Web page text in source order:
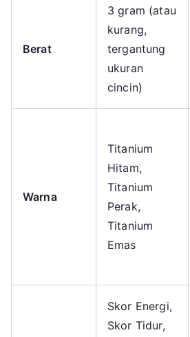
Berat
3 gram (atau
kurang,
tergantung
ukuran
cincin)
Warna
Titanium
Hitam,
Titanium
Perak,
Titanium
Emas
Skor Energi,
Skor Tidur,